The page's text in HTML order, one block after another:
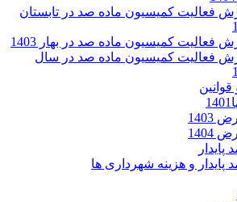
فعالیت کمیسیون ماده صد در تابستان
فعالیت کمیسیون ماده صد در بهار 1403
فعالیت کمیسیون ماده صد در سال
پایدار
پایدار و هزینه شهرداری ها